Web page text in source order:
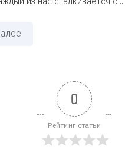
0
Рейтинг статьи